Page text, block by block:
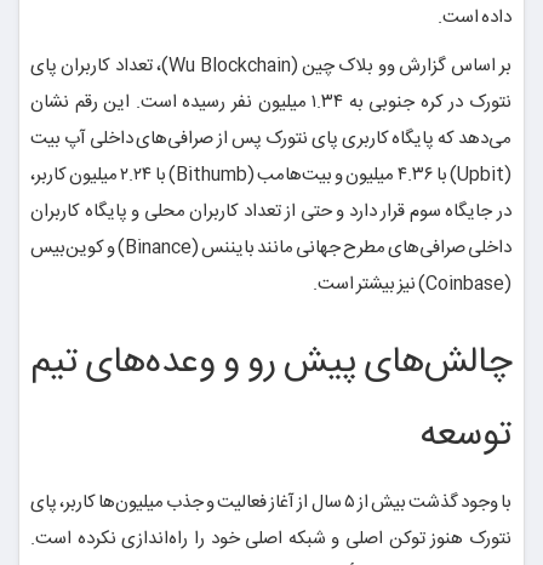
داده است.
بر اساس گزارش وو بلاک چین (Wu Blockchain)، تعداد کاربران پای
نتورک در کره جنوبی به ۱.۳۴ میلیون نفر رسیده است. این رقم نشان
می‌دهد که پایگاه کاربری پای نتورک پس از صرافی‌های داخلی آپ بیت
(Upbit) با ۴.۳۶ میلیون و بیت‌هامب (Bithumb) با ۲.۲۴ میلیون کاربر،
در جایگاه سوم قرار دارد و حتی از تعداد کاربران محلی و پایگاه کاربران
داخلی صرافی‌های مطرح جهانی مانند بایننس (Binance) و کوین‌بیس
(Coinbase) نیز بیشتر است.
چالش‌های پیش رو و وعده‌های تیم
توسعه
با وجود گذشت بیش از ۵ سال از آغاز فعالیت و جذب میلیون‌ها کاربر، پای
نتورک هنوز توکن اصلی و شبکه اصلی خود را راه‌اندازی نکرده است.